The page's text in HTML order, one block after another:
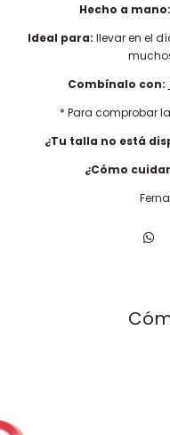
Hecho a mano:
Ideal para: llevar en el
Combínalo con:
* Para comprobar
¿Tu talla no está
¿Cómo